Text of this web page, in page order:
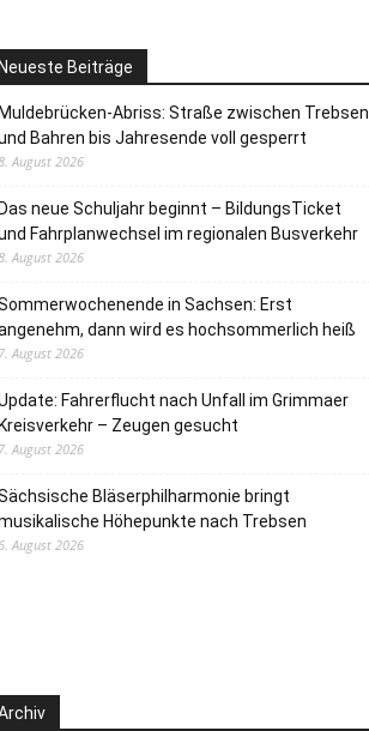
Beiträge
Abriss: Straße zwischen Trebsen
Bahren bis Jahresende voll gesperrt
August 2026
neue Schuljahr beginnt – BildungsTicket
Fahrplanwechsel im regionalen Busverkehr
August 2026
in Sachsen: Erst
dann wird es hochsommerlich heiß
August 2026
Fahrerflucht nach Unfall im Grimmaer
– Zeugen gesucht
August 2026
Bläserphilharmonie bringt
Höhepunkte nach Trebsen
August 2026